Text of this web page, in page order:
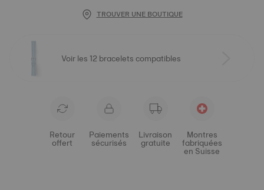
TROUVER UNE BOUTIQUE
Voir les 12 bracelets compatibles
Retour
offert
Paiements
sécurisés
Livraison
gratuite
Montres
fabriquées
en Suisse